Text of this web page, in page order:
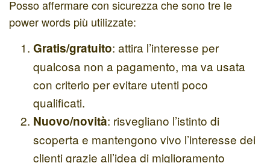
Posso affermare con sicurezza che sono tre le
power words più utilizzate:
Gratis/gratuito: attira l’interesse per
qualcosa non a pagamento, ma va usata
con criterio per evitare utenti poco
qualificati.
Nuovo/novità: risvegliano l’istinto di
scoperta e mantengono vivo l’interesse dei
clienti grazie all’idea di miglioramento